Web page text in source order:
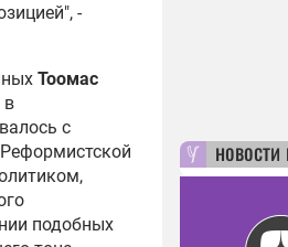
-
Тоомас
в
с
подобных